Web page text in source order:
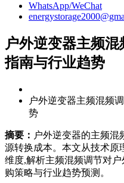
WhatsApp/WeChat
户外逆变器主频
指南与行业趋势
户外逆变器主频混频
势
摘要： 户外逆变器的主频混
源转换成本。本文从技术原
维度,解析主频混频调节对
购策略与行业趋势预测。